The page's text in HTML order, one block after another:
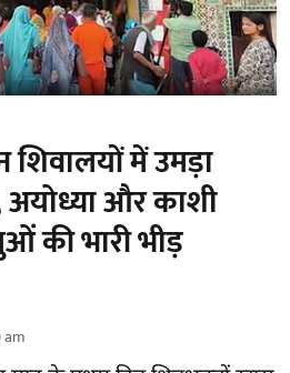
में उमड़ा
और काशी
की भारी भीड़
am